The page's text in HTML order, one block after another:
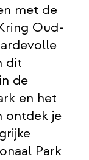
met de
Oud-
dit
de
en het
ontdek je
Park